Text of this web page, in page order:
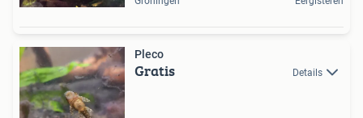
Pleco
Gratis Details